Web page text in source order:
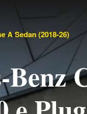
A Sedan (2018-26)